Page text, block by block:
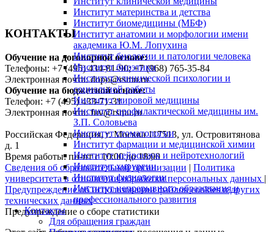
Институт материнства и детства
Институт биомедицины (МБФ)
Институт анатомии и морфологии имени
академика Ю.М. Лопухина
Институт биологии и патологии человека
Институт биоэтики
Институт клинической психологии и
социальной работы
Институт мировой медицины
Институт профилактической медицины им.
З.П. Соловьева
Институт стоматологии
Институт фармации и медицинской химии
Институт нейронаук и нейротехнологий
Институт хирургии
Институт физиологии
Институт непрерывного образования и
профессионального развития
Контакты
Для обращения граждан
КОНТАКТЫ
Обучение на договорной основе:
Телефоны: +7 (495) 434-81-90; +7 (968) 765-35-84
Электронная почта: dopo@rsmu.ru
Обучение на бюджетной основе:
Телефон: +7 (495) 433-71-31
Электронная почта: fuv@rsmu.ru
Российская Федерация, г. Москва 117513, ул. Островитянова
д. 1
Время работы: пн-пт с 10:00 до 18:00
Сведения об образовательной организации | Политика
университета в отношении обработки персональных данных |
Предупреждение об использовании файлов cookies и других
технических данных
Предупреждение о сборе статистики